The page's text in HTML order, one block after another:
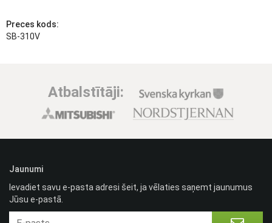
Preces kods:
SB-310V
Atbalstītāji:
Jaunumi
Ievadiet savu e-pasta adresi šeit, ja vēlaties saņemt jaunumus
Jūsu e-pastā.